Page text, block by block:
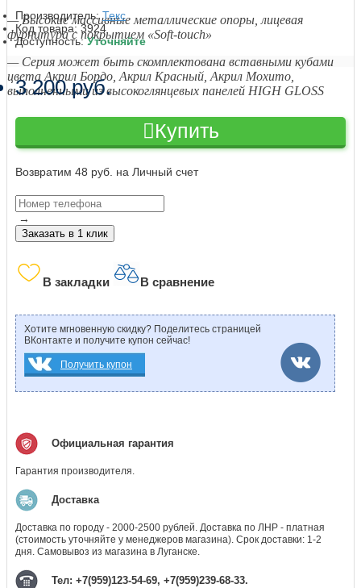
— Высокие массивные металлические опоры, лицевая
фурнитура с покрытием «Soft-touch»
— Серия может быть скомплектована вставными кубами
цвета Акрил Бордо, Акрил Красный, Акрил Мохито,
выполненными из высокоглянцевых панелей HIGH GLOSS
Производитель:Текс
Код товара:3924
Доступность:Уточняйте
3 200 руб.
Купить
Возвратим 48 руб. на Личный счет
→
Заказать в 1 клик
В закладки В сравнение
Хотите мгновенную скидку? Поделитесь страницей
ВКонтакте и получите купон сейчас!
Получить купон
Официальная гарантия
Гарантия производителя.
Доставка
Доставка по городу - 2000-2500 рублей. Доставка по ЛНР - платная
(стоимость уточняйте у менеджеров магазина). Срок доставки: 1-2
дня. Самовывоз из магазина в Луганске.
Тел: +7(959)123-54-69, +7(959)239-68-33.